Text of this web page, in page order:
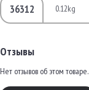
36312 0.12kg
Отзывы
Нет отзывов об этом товаре.